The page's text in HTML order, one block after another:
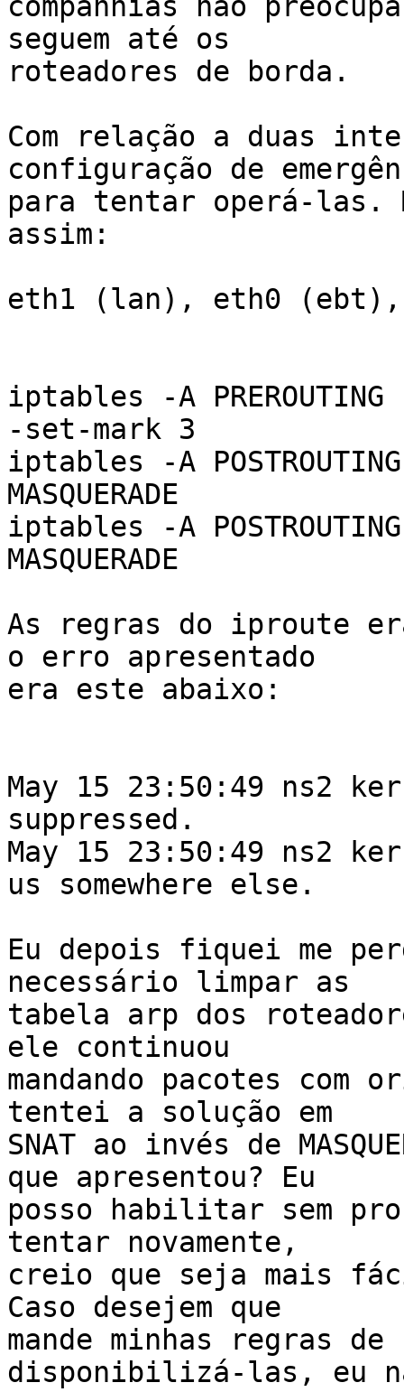
companhias não
seguem até os
roteadores de borda.
Com relação a duas
configuração de
para tentar operá-las.
assim:
eth1 (lan), eth0
iptables -A
-set-mark 3
iptables -A
MASQUERADE
iptables -A
MASQUERADE
As regras do iproute
o erro apresentado
era este abaixo:
May 15 23:50:49 ns2
suppressed.
May 15 23:50:49 ns2
us somewhere else.
Eu depois fiquei me
necessário limpar as
tabela arp dos
ele continuou
mandando pacotes com
tentei a solução em
SNAT ao invés de
que apresentou? Eu
posso habilitar sem
tentar novamente,
creio que seja mais
Caso desejem que
mande minhas regras
disponibilizá-las, eu